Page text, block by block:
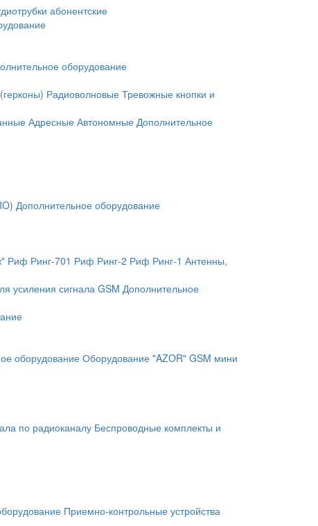
абонентские
оборудование
Радиоволновые Тревожные кнопки и
Адресные Автономные Дополнительное
Дополнительное оборудование
Риф Ринг-701 Риф Ринг-2 Риф Ринг-1 Антенны,
усиления сигнала GSM Дополнительное
оборудование Оборудование "AZOR" GSM мини
по радиоканалу Беспроводные комплекты и
Приемно-контрольные устройства